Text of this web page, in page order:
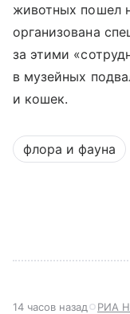
животных пошел
организована
за этими
в музейных
и кошек.
флора и фауна
14 часов назад РИА